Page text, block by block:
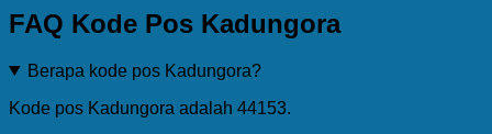
FAQ Kode Pos Kadungora
Berapa kode pos Kadungora?
Kode pos Kadungora adalah 44153.